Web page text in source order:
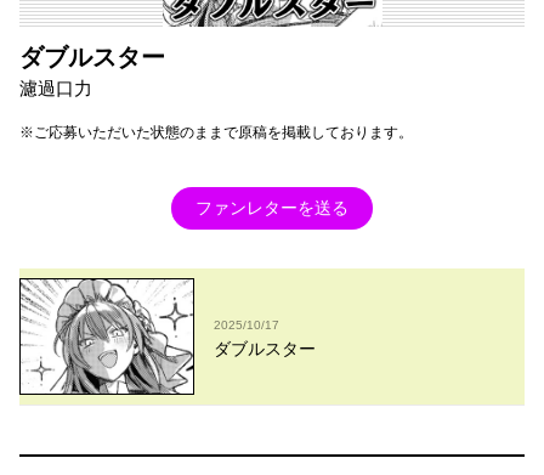
ダブルスター
濾過口力
※ご応募いただいた状態のままで原稿を掲載しております。
ファンレターを送る
2025/10/17
ダブルスター